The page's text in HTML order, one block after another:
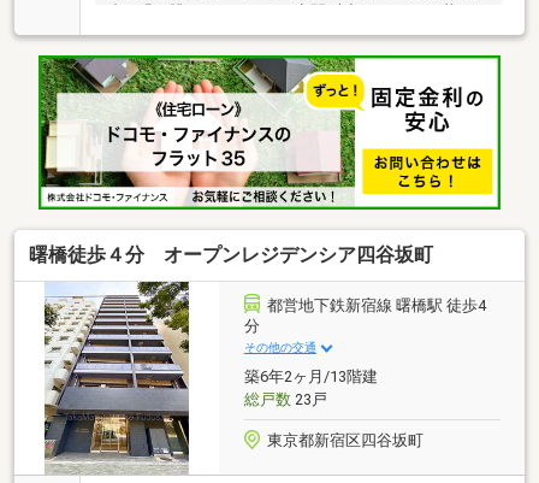
ます/
曙橋徒歩４分 オープンレジデンシア四谷坂町
都営地下鉄新宿線 曙橋駅 徒歩4
分
その他の交通
築6年2ヶ月/13階建
総戸数23戸
東京都新宿区四谷坂町